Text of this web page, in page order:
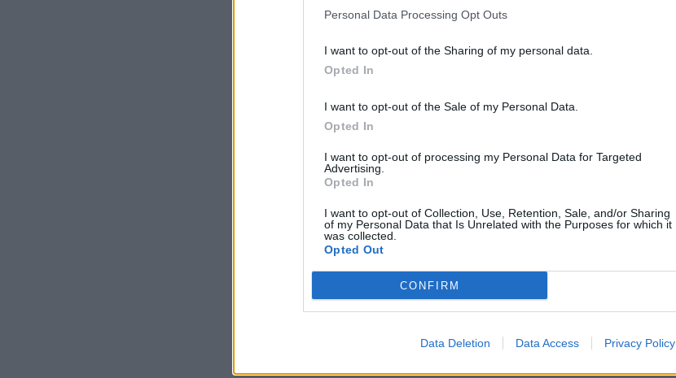
Personal Data Processing Opt Outs
I want to opt-out of the Sharing of my personal data.
Opted In
I want to opt-out of the Sale of my Personal Data.
Opted In
I want to opt-out of processing my Personal Data for Targeted
Advertising.
Opted In
I want to opt-out of Collection, Use, Retention, Sale, and/or Sharing
of my Personal Data that Is Unrelated with the Purposes for which it
was collected.
Opted Out
CONFIRM
Data Deletion Data Access Privacy Policy